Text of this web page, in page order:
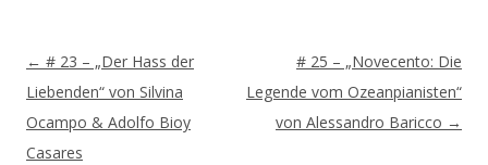
Beitragsnavigation
← # 23 – „Der Hass der
Liebenden“ von Silvina
Ocampo & Adolfo Bioy
Casares
# 25 – „Novecento: Die
Legende vom Ozeanpianisten“
von Alessandro Baricco →